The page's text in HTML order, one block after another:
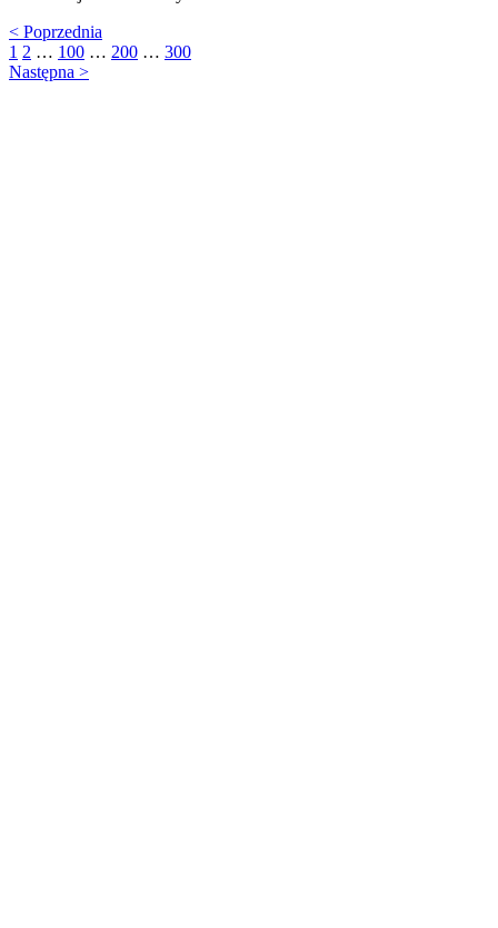
< Poprzednia
1 2 … 100 … 200 … 300
Następna >